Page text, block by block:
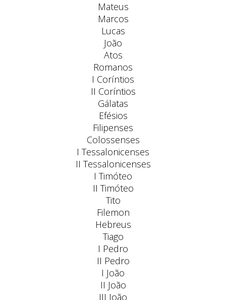
Mateus
Marcos
Lucas
João
Atos
Romanos
I Coríntios
II Coríntios
Gálatas
Efésios
Filipenses
Colossenses
I Tessalonicenses
II Tessalonicenses
I Timóteo
II Timóteo
Tito
Filemon
Hebreus
Tiago
I Pedro
II Pedro
I João
II João
III João